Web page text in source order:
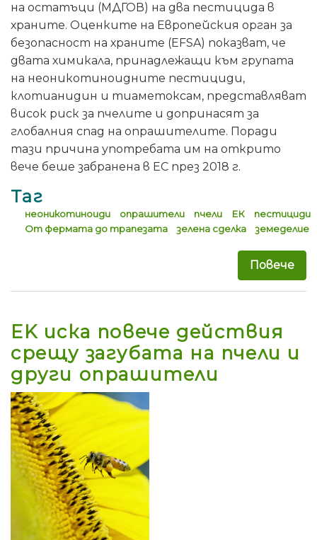
на остатъци (МДГОВ) на два пестицида в
храните. Оценките на Европейския орган за
безопасност на храните (EFSA) показват, че
двата химикала, принадлежащи към групата
на неоникотиноидните пестициди,
клотианидин и тиаметоксам, представляват
висок риск за пчелите и допринасят за
глобалния спад на опрашителите. Поради
тази причина употребата им на открито
вече беше забранена в ЕС през 2018 г.
Таг
неоникотиноиди опрашители пчели ЕК
пестициди
От фермата до трапезата
зелена сделка земеделие
Повече
EK иска повече действия
срещу загубата на пчели и
други опрашители